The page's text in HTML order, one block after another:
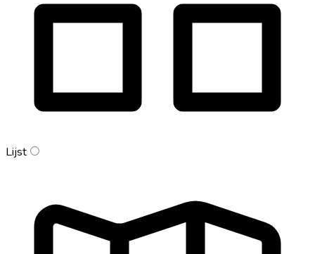
Lijst